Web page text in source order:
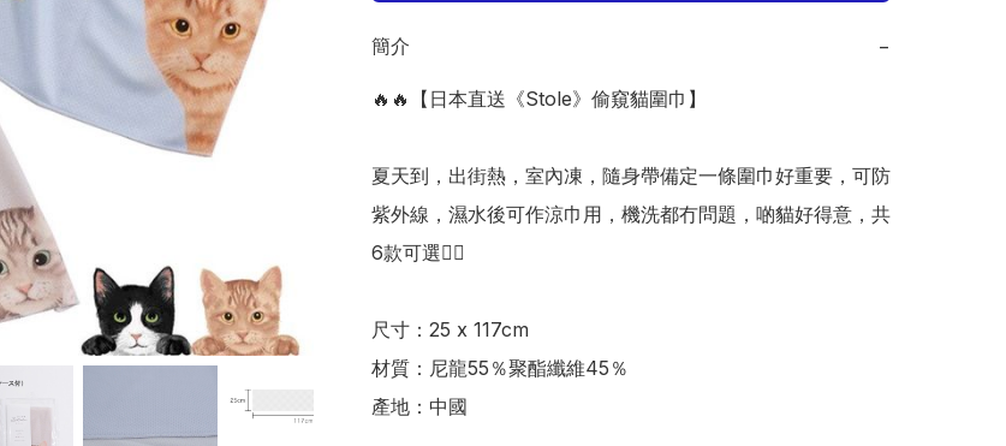
簡介 −
🔥🔥【日本直送《Stole》偷窺貓圍巾】
夏天到，出街熱，室內凍，隨身帶備定一條圍巾好重要，可防
紫外線，濕水後可作涼巾用，機洗都冇問題，啲貓好得意，共
6款可選👍🏻
尺寸：25 x 117cm
材質：尼龍55％聚酯纖維45％
產地：中國